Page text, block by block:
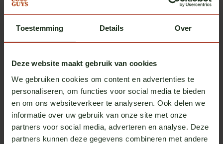
Toestemming Details Over
Deze website maakt gebruik van cookies
We gebruiken cookies om content en advertenties te
personaliseren, om functies voor social media te bieden
en om ons websiteverkeer te analyseren. Ook delen we
informatie over uw gebruik van onze site met onze
partners voor social media, adverteren en analyse. Deze
partners kunnen deze gegevens combineren met andere
In stock
€137,50
Dirt deflectors for Volvo FH
In stock
Lowered seat frame Scania
Volvo FH €195,00